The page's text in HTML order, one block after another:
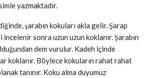
yazmaktadır.
şarabın kokuları akla gelir. Şarap
incelenir sonra uzun uzun koklanır. Şarabın
dem vurulur. Kadeh içinde
koklanır. Böylece kokuların rahat rahat
tanınır. Koku alma duyumuz